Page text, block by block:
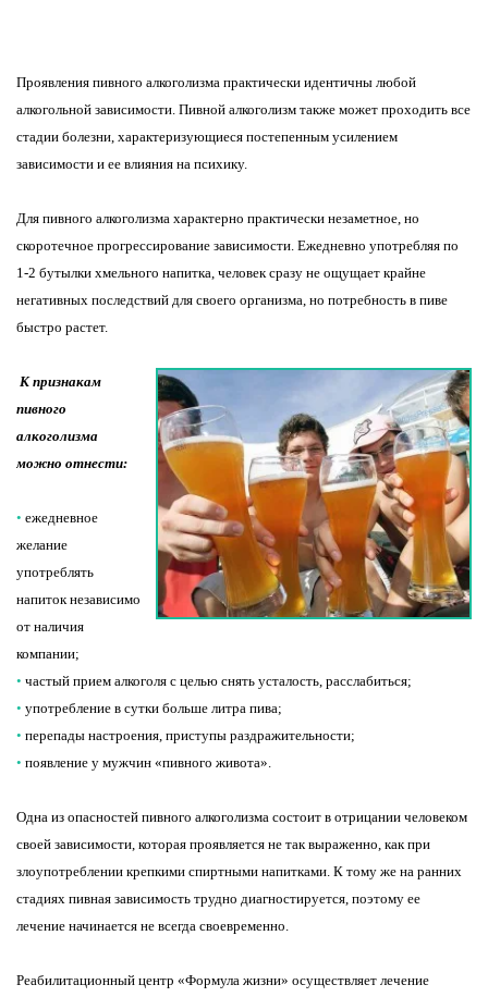
Проявления пивного алкоголизма практически идентичны любой
алкогольной зависимости. Пивной алкоголизм также может проходить все
стадии болезни, характеризующиеся постепенным усилением
зависимости и ее влияния на психику.
Для пивного алкоголизма характерно практически незаметное, но
скоротечное прогрессирование зависимости. Ежедневно употребляя по
1-2 бутылки хмельного напитка, человек сразу не ощущает крайне
негативных последствий для своего организма, но потребность в пиве
быстро растет.
К признакам
пивного
алкоголизма
можно отнести:
• ежедневное
желание
употреблять
напиток независимо
от наличия
компании;
• частый прием алкоголя с целью снять усталость, расслабиться;
• употребление в сутки больше литра пива;
• перепады настроения, приступы раздражительности;
• появление у мужчин «пивного живота».
Одна из опасностей пивного алкоголизма состоит в отрицании человеком
своей зависимости, которая проявляется не так выраженно, как при
злоупотреблении крепкими спиртными напитками. К тому же на ранних
стадиях пивная зависимость трудно диагностируется, поэтому ее
лечение начинается не всегда своевременно.
Реабилитационный центр «Формула жизни» осуществляет лечение